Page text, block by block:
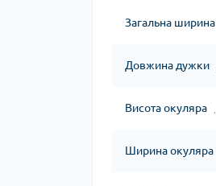
Загальна ширина
Довжина дужки
Висота окуляра
Ширина окуляра